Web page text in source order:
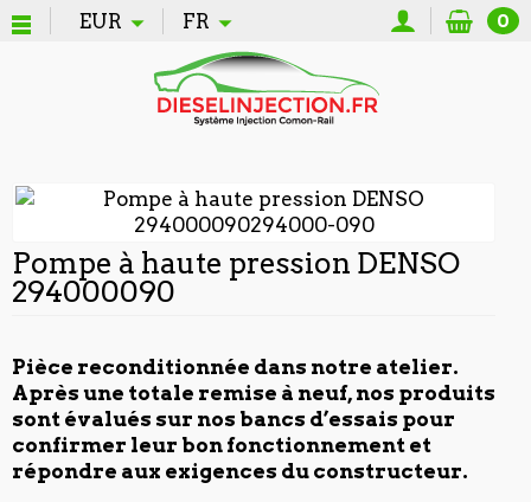
EUR FR 0
Pompe à haute pression DENSO
294000090
Pièce reconditionnée dans notre atelier.
Après une totale remise à neuf, nos produits
sont évalués sur nos bancs d’essais pour
confirmer leur bon fonctionnement et
répondre aux exigences du constructeur.